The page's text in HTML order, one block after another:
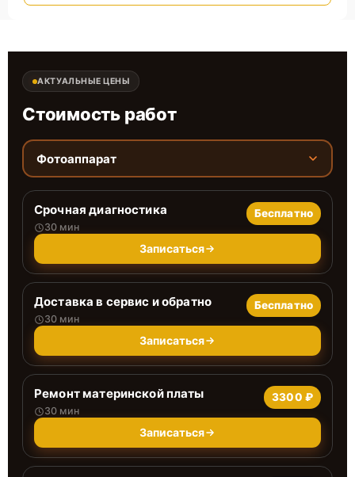
АКТУАЛЬНЫЕ ЦЕНЫ
Стоимость работ
Фотоаппарат
Срочная диагностика
30 мин
Бесплатно
Записаться
Доставка в сервис и обратно
30 мин
Бесплатно
Записаться
Ремонт материнской платы
30 мин
3300 ₽
Записаться